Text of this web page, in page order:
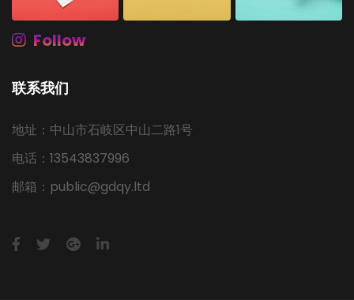
Follow
联系我们
地址：中山市石岐区中山二路1号
电话：13543837996
邮箱：public@gdqy.ltd